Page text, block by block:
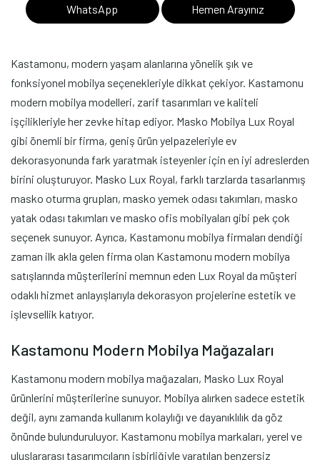
WhatsApp Hemen Arayınız
Kastamonu, modern yaşam alanlarına yönelik şık ve
fonksiyonel mobilya seçenekleriyle dikkat çekiyor. Kastamonu
modern mobilya modelleri, zarif tasarımları ve kaliteli
işçilikleriyle her zevke hitap ediyor. Masko Mobilya Lux Royal
gibi önemli bir firma, geniş ürün yelpazeleriyle ev
dekorasyonunda fark yaratmak isteyenler için en iyi adreslerden
birini oluşturuyor. Masko Lux Royal, farklı tarzlarda tasarlanmış
masko oturma grupları, masko yemek odası takımları, masko
yatak odası takımları ve masko ofis mobilyaları gibi pek çok
seçenek sunuyor. Ayrıca, Kastamonu mobilya firmaları dendiği
zaman ilk akla gelen firma olan Kastamonu modern mobilya
satışlarında müşterilerini memnun eden Lux Royal da müşteri
odaklı hizmet anlayışlarıyla dekorasyon projelerine estetik ve
işlevsellik katıyor.
Kastamonu Modern Mobilya Mağazaları
Kastamonu modern mobilya mağazaları, Masko Lux Royal
ürünlerini müşterilerine sunuyor. Mobilya alırken sadece estetik
değil, aynı zamanda kullanım kolaylığı ve dayanıklılık da göz
önünde bulunduruluyor. Kastamonu mobilya markaları, yerel ve
uluslararası tasarımcıların işbirliğiyle yaratılan benzersiz